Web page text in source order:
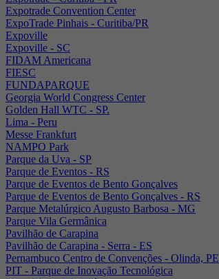
Expotrade Convention Center
ExpoTrade Pinhais - Curitiba/PR
Expoville
Expoville - SC
FIDAM Americana
FIESC
FUNDAPARQUE
Georgia World Congress Center
Golden Hall WTC - SP.
Lima - Peru
Messe Frankfurt
NAMPO Park
Parque da Uva - SP
Parque de Eventos - RS
Parque de Eventos de Bento Gonçalves
Parque de Eventos de Bento Gonçalves - RS
Parque Metalúrgico Augusto Barbosa - MG
Parque Vila Germânica
Pavilhão de Carapina
Pavilhão de Carapina - Serra - ES
Pernambuco Centro de Convenções - Olinda, PE
PIT - Parque de Inovação Tecnológica